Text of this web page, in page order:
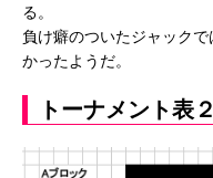
る。
負け癖のついたジャック
かったようだ。
トーナメント表２